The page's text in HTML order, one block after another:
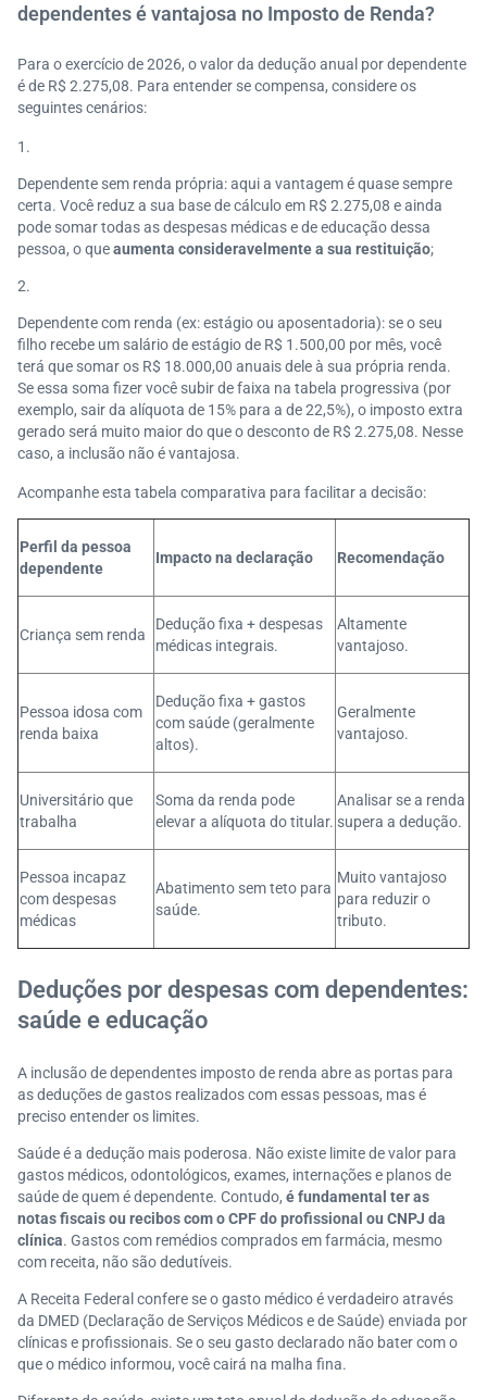
dependentes é vantajosa no Imposto de Renda?
Para o exercício de 2026, o valor da dedução anual por dependente
é de R$ 2.275,08. Para entender se compensa, considere os
seguintes cenários:
Dependente sem renda própria: aqui a vantagem é quase sempre
certa. Você reduz a sua base de cálculo em R$ 2.275,08 e ainda
pode somar todas as despesas médicas e de educação dessa
pessoa, o queaumenta consideravelmente a sua restituição;
Dependente com renda (ex: estágio ou aposentadoria): se o seu
filho recebe um salário de estágio de R$ 1.500,00 por mês, você
terá que somar os R$ 18.000,00 anuais dele à sua própria renda.
Se essa soma fizer você subir de faixa na tabela progressiva (por
exemplo, sair da alíquota de 15% para a de 22,5%), o imposto extra
gerado será muito maior do que o desconto de R$ 2.275,08. Nesse
caso, a inclusão não é vantajosa.
Acompanhe esta tabela comparativa para facilitar a decisão:
Perfil da pessoa
dependente
Impacto na declaração Recomendação
Criança sem renda
Dedução fixa + despesas
médicas integrais.
Altamente
vantajoso.
Pessoa idosa com
renda baixa
Dedução fixa + gastos
com saúde (geralmente
altos).
Geralmente
vantajoso.
Universitário que
trabalha
Soma da renda pode
elevar a alíquota do titular.
Analisar se a renda
supera a dedução.
Pessoa incapaz
com despesas
médicas
Abatimento sem teto para
saúde.
Muito vantajoso
para reduzir o
tributo.
Deduções por despesas com dependentes:
saúde e educação
A inclusão de dependentes imposto de renda abre as portas para
as deduções de gastos realizados com essas pessoas, mas é
preciso entender os limites.
Saúde é a dedução mais poderosa. Não existe limite de valor para
gastos médicos, odontológicos, exames, internações e planos de
saúde de quem é dependente. Contudo, é fundamental ter as
notas fiscais ou recibos com o CPF do profissional ou CNPJ da
clínica. Gastos com remédios comprados em farmácia, mesmo
com receita, não são dedutíveis.
A Receita Federal confere se o gasto médico é verdadeiro através
da DMED (Declaração de Serviços Médicos e de Saúde) enviada por
clínicas e profissionais. Se o seu gasto declarado não bater com o
que o médico informou, você cairá na malha fina.